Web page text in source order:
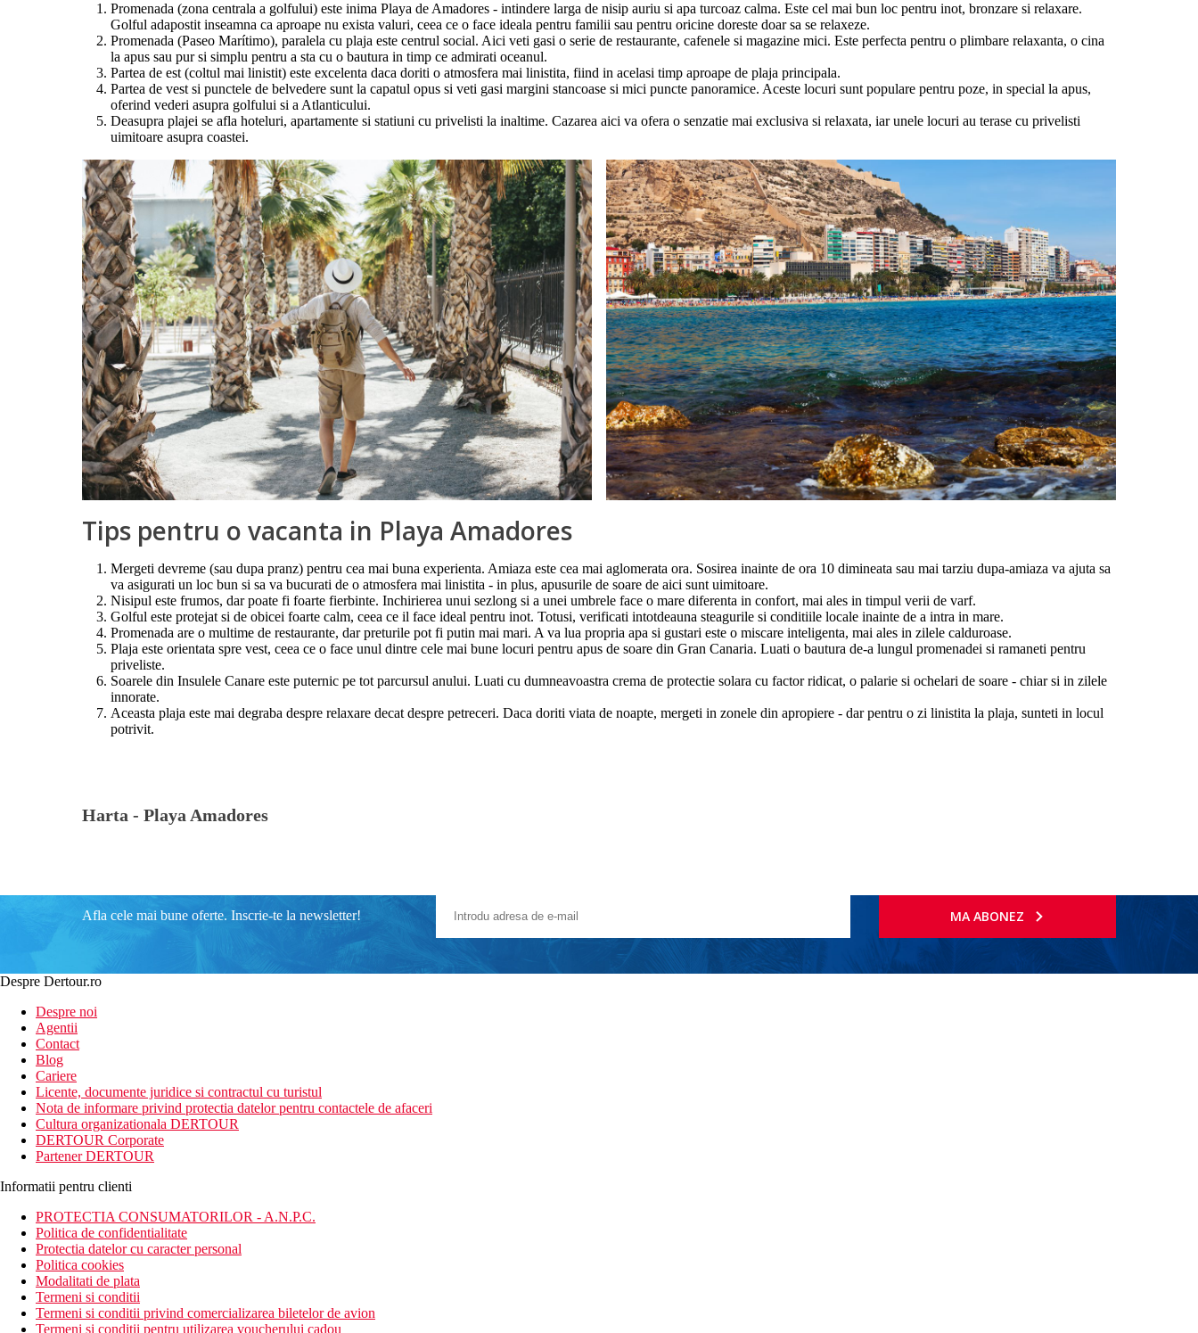
Promenada (zona centrala a golfului) este inima Playa de Amadores - intindere larga de nisip auriu si apa turcoaz calma. Este cel mai bun loc pentru inot, bronzare si relaxare.
Golful adapostit inseamna ca aproape nu exista valuri, ceea ce o face ideala pentru familii sau pentru oricine doreste doar sa se relaxeze.
Promenada (Paseo Marítimo), paralela cu plaja este centrul social. Aici veti gasi o serie de restaurante, cafenele si magazine mici. Este perfecta pentru o plimbare relaxanta, o cina
la apus sau pur si simplu pentru a sta cu o bautura in timp ce admirati oceanul.
Partea de est (coltul mai linistit) este excelenta daca doriti o atmosfera mai linistita, fiind in acelasi timp aproape de plaja principala.
Partea de vest si punctele de belvedere sunt la capatul opus si veti gasi margini stancoase si mici puncte panoramice. Aceste locuri sunt populare pentru poze, in special la apus,
oferind vederi asupra golfului si a Atlanticului.
Deasupra plajei se afla hoteluri, apartamente si statiuni cu privelisti la inaltime. Cazarea aici va ofera o senzatie mai exclusiva si relaxata, iar unele locuri au terase cu privelisti
uimitoare asupra coastei.
Tips pentru o vacanta in Playa Amadores
Mergeti devreme (sau dupa pranz) pentru cea mai buna experienta. Amiaza este cea mai aglomerata ora. Sosirea inainte de ora 10 dimineata sau mai tarziu dupa-amiaza va ajuta sa
va asigurati un loc bun si sa va bucurati de o atmosfera mai linistita - in plus, apusurile de soare de aici sunt uimitoare.
Nisipul este frumos, dar poate fi foarte fierbinte. Inchirierea unui sezlong si a unei umbrele face o mare diferenta in confort, mai ales in timpul verii de varf.
Golful este protejat si de obicei foarte calm, ceea ce il face ideal pentru inot. Totusi, verificati intotdeauna steagurile si conditiile locale inainte de a intra in mare.
Promenada are o multime de restaurante, dar preturile pot fi putin mai mari. A va lua propria apa si gustari este o miscare inteligenta, mai ales in zilele calduroase.
Plaja este orientata spre vest, ceea ce o face unul dintre cele mai bune locuri pentru apus de soare din Gran Canaria. Luati o bautura de-a lungul promenadei si ramaneti pentru
priveliste.
Soarele din Insulele Canare este puternic pe tot parcursul anului. Luati cu dumneavoastra crema de protectie solara cu factor ridicat, o palarie si ochelari de soare - chiar si in zilele
innorate.
Aceasta plaja este mai degraba despre relaxare decat despre petreceri. Daca doriti viata de noapte, mergeti in zonele din apropiere - dar pentru o zi linistita la plaja, sunteti in locul
potrivit.
Harta - Playa Amadores
Afla cele mai bune oferte. Inscrie-te la newsletter! MA ABONEZ
Despre Dertour.ro
Despre noi
Agentii
Contact
Blog
Cariere
Licente, documente juridice si contractul cu turistul
Nota de informare privind protectia datelor pentru contactele de afaceri
Cultura organizationala DERTOUR
DERTOUR Corporate
Partener DERTOUR
Informatii pentru clienti
PROTECTIA CONSUMATORILOR - A.N.P.C.
Politica de confidentialitate
Protectia datelor cu caracter personal
Politica cookies
Modalitati de plata
Termeni si conditii
Termeni si conditii privind comercializarea biletelor de avion
Termeni si conditii pentru utilizarea voucherului cadou